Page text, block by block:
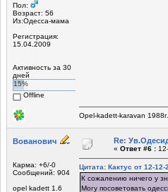
Пол:
Возраст: 56
Из:Одесса-мама
Регистрация:
15.04.2009
Активность за 30
дней
15%
Offline
Opel-kadett-karavan
Вованович
Карма: +6/-0
Сообщений: 904
opel kadett 1.6
Re:
« Ответ #6 :
Цитата: Кактус от 12-12-
К сожалению ничего у
Могу посоветовать